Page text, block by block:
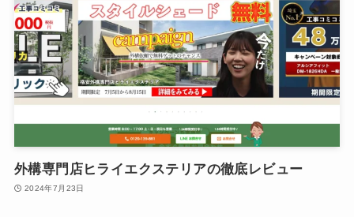
外構専門店ヒライエクステリアの徹底レビュー
2024年7月23日